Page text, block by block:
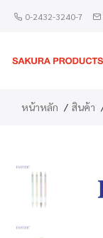
0-2432-3240-7
หน้าหลัก สินค้า